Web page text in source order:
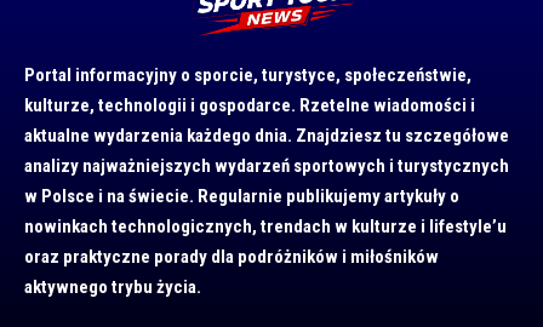
Portal informacyjny o sporcie, turystyce, społeczeństwie,
kulturze, technologii i gospodarce. Rzetelne wiadomości i
aktualne wydarzenia każdego dnia. Znajdziesz tu szczegółowe
analizy najważniejszych wydarzeń sportowych i turystycznych
w Polsce i na świecie. Regularnie publikujemy artykuły o
nowinkach technologicznych, trendach w kulturze i lifestyle’u
oraz praktyczne porady dla podróżników i miłośników
aktywnego trybu życia.